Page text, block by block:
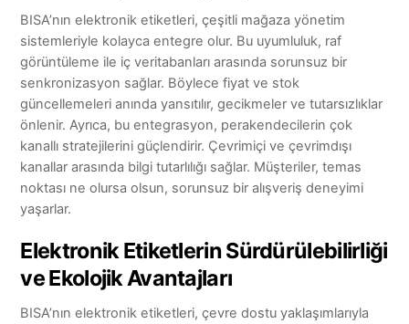
BISA’nın elektronik etiketleri, çeşitli mağaza yönetim
sistemleriyle kolayca entegre olur. Bu uyumluluk, raf
görüntüleme ile iç veritabanları arasında sorunsuz bir
senkronizasyon sağlar. Böylece fiyat ve stok
güncellemeleri anında yansıtılır, gecikmeler ve tutarsızlıklar
önlenir. Ayrıca, bu entegrasyon, perakendecilerin çok
kanallı stratejilerini güçlendirir. Çevrimiçi ve çevrimdışı
kanallar arasında bilgi tutarlılığı sağlar. Müşteriler, temas
noktası ne olursa olsun, sorunsuz bir alışveriş deneyimi
yaşarlar.
Elektronik Etiketlerin Sürdürülebilirliği
ve Ekolojik Avantajları
BISA’nın elektronik etiketleri, çevre dostu yaklaşımlarıyla